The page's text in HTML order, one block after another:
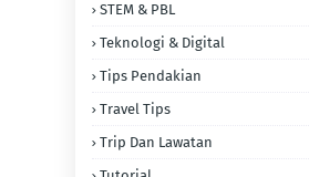
STEM & PBL
Teknologi & Digital
Tips Pendakian
Travel Tips
Trip Dan Lawatan